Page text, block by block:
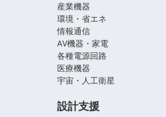
産業機器
環境・省エネ
情報通信
AV機器・家電
各種電源回路
医療機器
宇宙・人工衛星
設計支援